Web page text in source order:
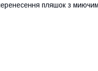
пляшок з